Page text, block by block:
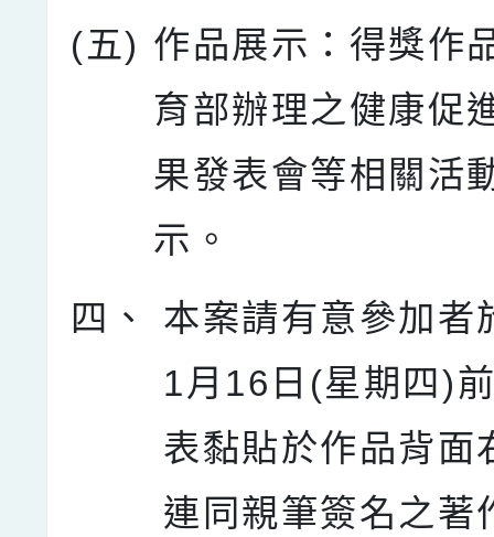
(五) 作品展示：得獎作
育部辦理之健康促
果發表會等相關活
示。
四、
本案請有意參加者
1月16日(星期四)
表黏貼於作品背面
連同親筆簽名之著